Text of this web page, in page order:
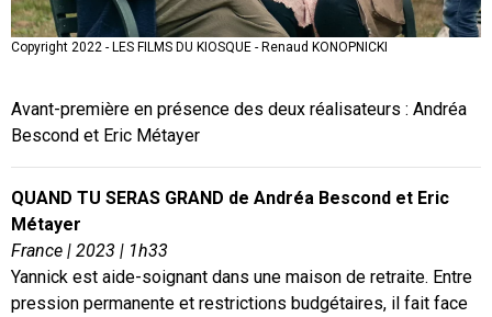
Copyright 2022 - LES FILMS DU KIOSQUE - Renaud KONOPNICKI
Copyright 2022 - LES FILMS DU KIOSQUE - Renaud KONOPNICKI
Avant-première en présence des deux réalisateurs : Andréa
Bescond et Eric Métayer
QUAND TU SERAS GRAND de Andréa Bescond et Eric
Métayer
France | 2023 | 1h33
Yannick est aide-soignant dans une maison de retraite. Entre
pression permanente et restrictions budgétaires, il fait face